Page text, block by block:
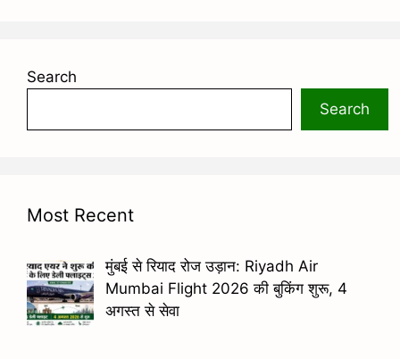
Search
Search
Most Recent
मुंबई से रियाद रोज उड़ान: Riyadh Air
Mumbai Flight 2026 की बुकिंग शुरू, 4
अगस्त से सेवा